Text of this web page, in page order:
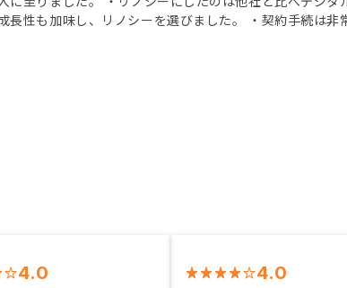
長性も加味し、リノシーを選びました。 ・契約手続は非
4.0 4.0